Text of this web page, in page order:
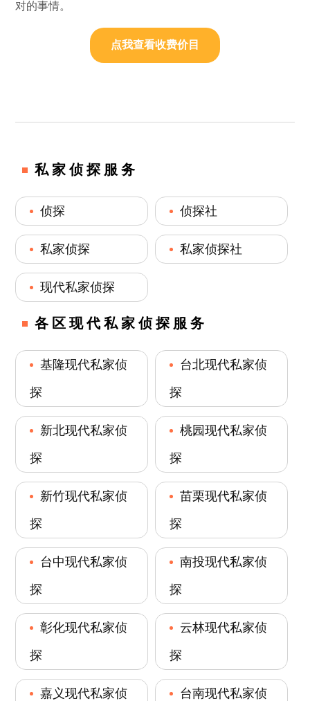
对的事情。
点我查看收费价目
私家侦探服务
侦探 侦探社
私家侦探 私家侦探社
现代私家侦探
各区现代私家侦探服务
基隆现代私家侦
探
台北现代私家侦
探
新北现代私家侦
探
桃园现代私家侦
探
新竹现代私家侦
探
苗栗现代私家侦
探
台中现代私家侦
探
南投现代私家侦
探
彰化现代私家侦
探
云林现代私家侦
探
嘉义现代私家侦
台南现代私家侦